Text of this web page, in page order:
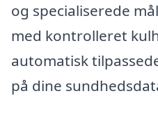
og specialiserede
med kontrolleret
automatisk
på dine